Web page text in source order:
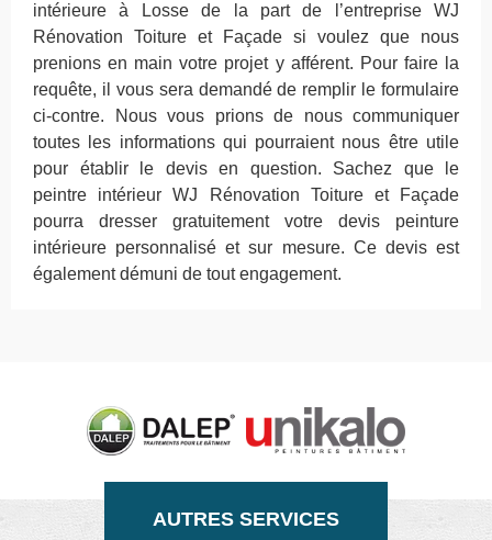
intérieure à Losse de la part de l’entreprise WJ
Rénovation Toiture et Façade si voulez que nous
prenions en main votre projet y afférent. Pour faire la
requête, il vous sera demandé de remplir le formulaire
ci-contre. Nous vous prions de nous communiquer
toutes les informations qui pourraient nous être utile
pour établir le devis en question. Sachez que le
peintre intérieur WJ Rénovation Toiture et Façade
pourra dresser gratuitement votre devis peinture
intérieure personnalisé et sur mesure. Ce devis est
également démuni de tout engagement.
AUTRES SERVICES